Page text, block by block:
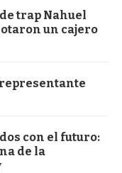
trap Nahuel
un cajero
con el futuro:
de la